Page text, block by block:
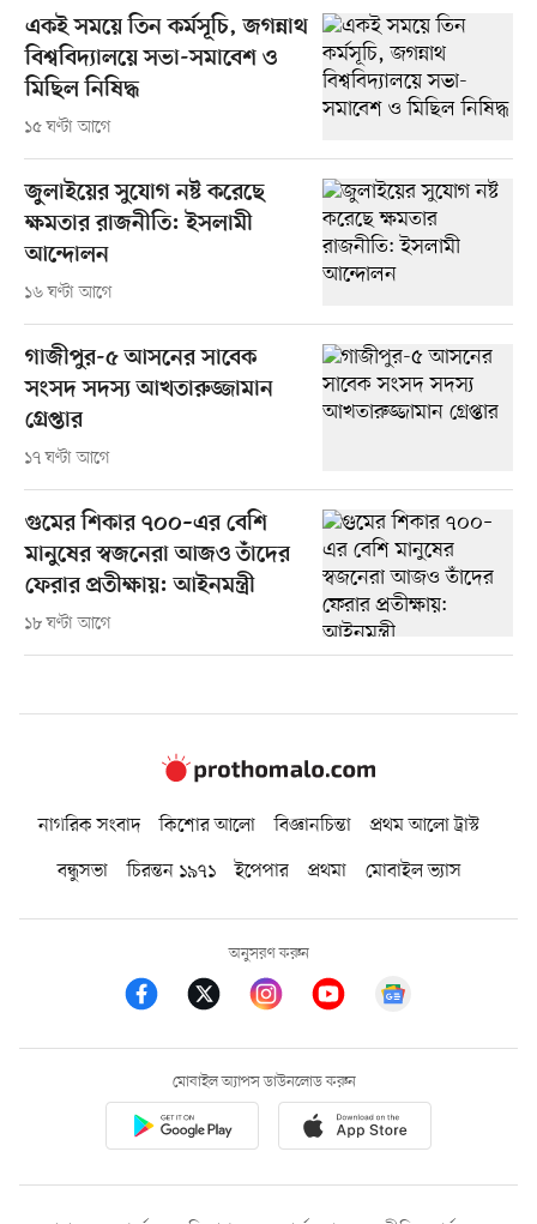
একই সময়ে তিন কর্মসূচি, জগন্নাথ
বিশ্ববিদ্যালয়ে সভা-সমাবেশ ও
মিছিল নিষিদ্ধ
১৫ ঘণ্টা আগে
জুলাইয়ের সুযোগ নষ্ট করেছে
ক্ষমতার রাজনীতি: ইসলামী
আন্দোলন
১৬ ঘণ্টা আগে
গাজীপুর-৫ আসনের সাবেক
সংসদ সদস্য আখতারুজ্জামান
গ্রেপ্তার
১৭ ঘণ্টা আগে
গুমের শিকার ৭০০–এর বেশি
মানুষের স্বজনেরা আজও তাঁদের
ফেরার প্রতীক্ষায়: আইনমন্ত্রী
১৮ ঘণ্টা আগে
নাগরিক সংবাদ কিশোর আলো বিজ্ঞানচিন্তা
প্রথম আলো ট্রাস্ট
বন্ধুসভা
চিরন্তন ১৯৭১ ইপেপার প্রথমা মোবাইল ভ্যাস
অনুসরণ করুন
মোবাইল অ্যাপস ডাউনলোড করুন